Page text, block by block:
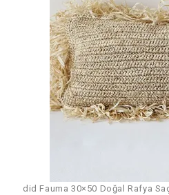
did Fauma 30×50 Doğal Rafya